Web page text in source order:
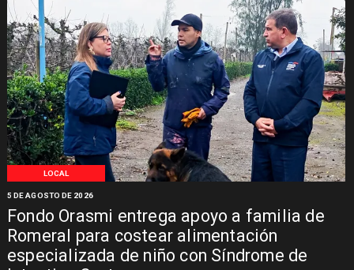
LOCAL
Fondo Orasmi entrega apoyo a familia de
Romeral para costear alimentación
especializada de niño con Síndrome de
5 DE AGOSTO DE 2026